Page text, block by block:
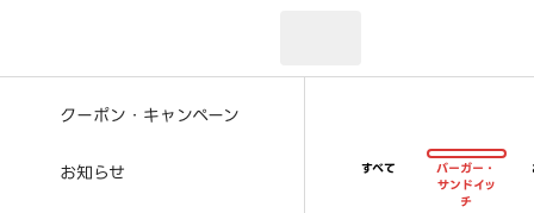
クーポン・キャンペーン
お知らせ すべて
バーガー・
サンドイッ
チ